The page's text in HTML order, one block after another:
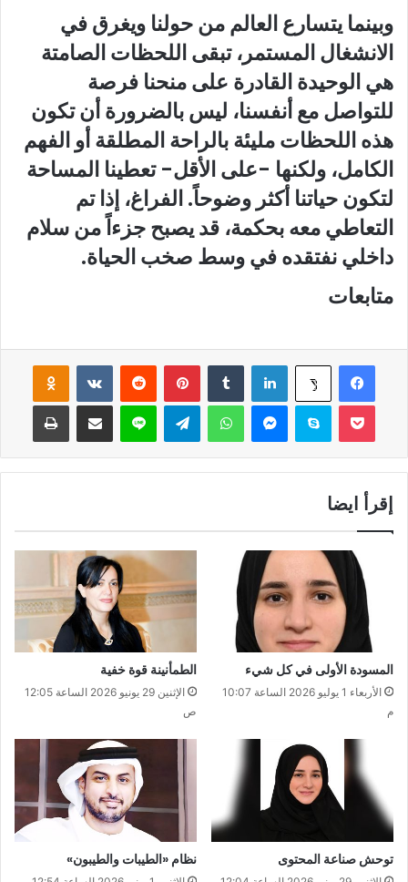
وبينما يتسارع العالم من حولنا ويغرق في
الانشغال المستمر، تبقى اللحظات الصامتة
هي الوحيدة القادرة على منحنا فرصة
للتواصل مع أنفسنا، ليس بالضرورة أن تكون
هذه اللحظات مليئة بالراحة المطلقة أو الفهم
الكامل، ولكنها -على الأقل- تعطينا المساحة
لتكون حياتنا أكثر وضوحاً. الفراغ، إذا تم
التعاطي معه بحكمة، قد يصبح جزءاً من سلام
داخلي نفتقده في وسط صخب الحياة.
متابعات
فيسبوك ‫X لينكدإن بينتيريست
سكايب واتساب لاين
إقرأ ايضا
المسودة الأولى في كل شيء
الأربعاء 1 يوليو 2026 الساعة 10:07
م
الطمأنينة قوة خفية
الإثنين 29 يونيو 2026 الساعة 12:05
ص
توحش صناعة المحتوى نظام «الطيبات والطيبون»